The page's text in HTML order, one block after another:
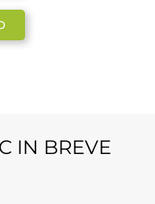
IN BREVE